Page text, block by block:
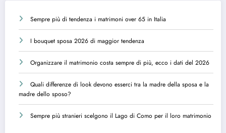
Sempre più di tendenza i matrimoni over 65 in Italia
I bouquet sposa 2026 di maggior tendenza
Organizzare il matrimonio costa sempre di più, ecco i dati del 2026
Quali differenze di look devono esserci tra la madre della sposa e la
madre dello sposo?
Sempre più stranieri scelgono il Lago di Como per il loro matrimonio